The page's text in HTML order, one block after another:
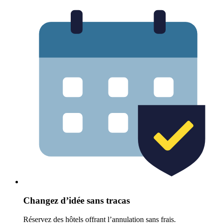
Changez d’idée sans tracas
Réservez des hôtels offrant l’annulation sans frais.